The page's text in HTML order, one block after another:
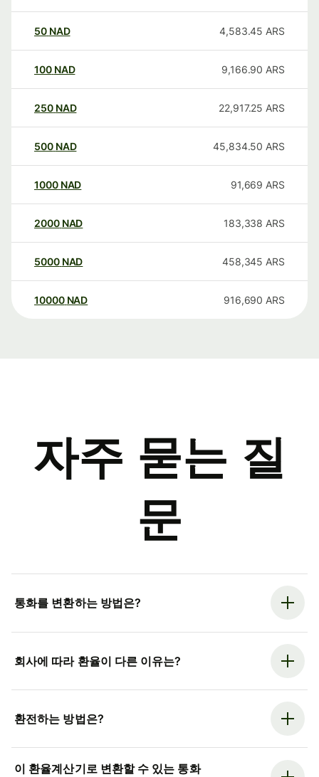
50 NAD 4,583.45 ARS
100 NAD 9,166.90 ARS
250 NAD 22,917.25 ARS
500 NAD 45,834.50 ARS
1000 NAD 91,669 ARS
2000 NAD 183,338 ARS
5000 NAD 458,345 ARS
10000 NAD 916,690 ARS
자주 묻는 질
문
통화를 변환하는 방법은?
회사에 따라 환율이 다른 이유는?
환전하는 방법은?
이 환율계산기로 변환할 수 있는 통화